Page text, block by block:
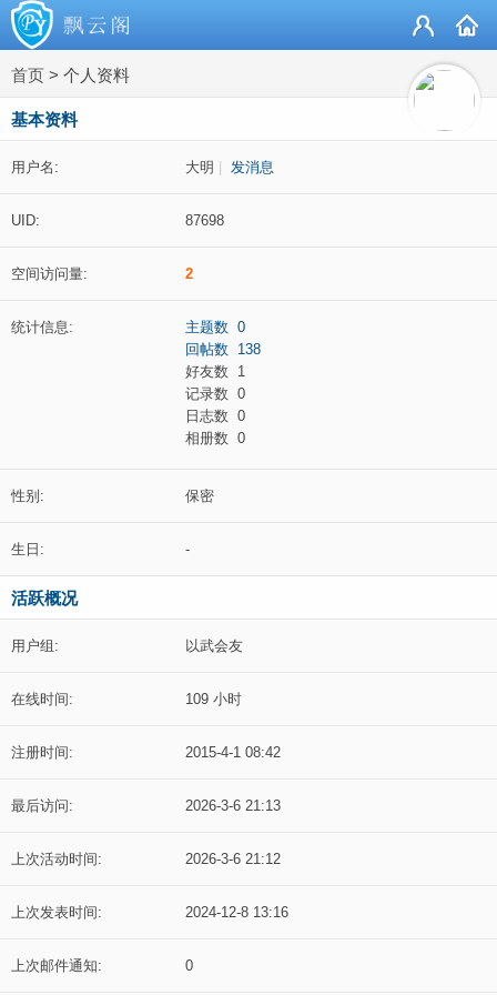
首页 > 个人资料
基本资料
用户名: 大明 发消息
UID: 87698
空间访问量: 2
统计信息:
主题数 0
回帖数 138
好友数 1
记录数 0
日志数 0
相册数 0
性别: 保密
生日: -
活跃概况
用户组: 以武会友
在线时间: 109 小时
注册时间: 2015-4-1 08:42
最后访问: 2026-3-6 21:13
上次活动时间: 2026-3-6 21:12
上次发表时间: 2024-12-8 13:16
上次邮件通知: 0